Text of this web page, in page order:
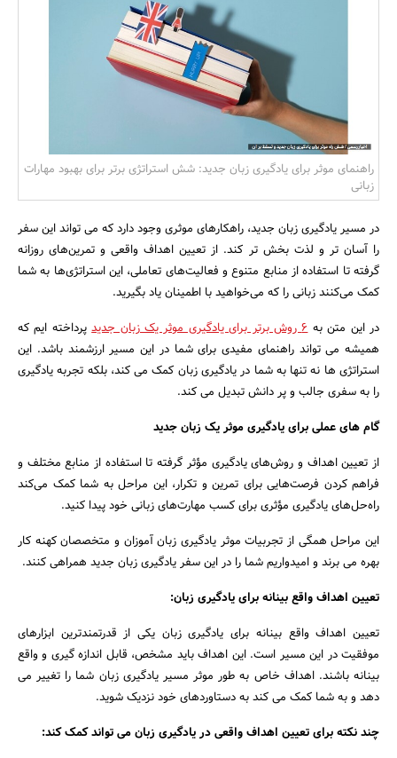
بانک، بیمه و سرمایه
مسکن و ساختمان
راهنمای موثر برای یادگیری زبان جدید: شش استراتژی برتر برای بهبود مهارات
زبانی
در مسیر یادگیری زبان جدید، راهکارهای موثری وجود دارد که می تواند این سفر
را آسان تر و لذت بخش تر کند. از تعیین اهداف واقعی و تمرین‌های روزانه
گرفته تا استفاده از منابع متنوع و فعالیت‌های تعاملی، این استراتژی‌ها به شما
کمک می‌کنند زبانی را که می‌خواهید با اطمینان یاد بگیرید.
در این متن به6 روش برتر برای یادگیری موثر یک زبان جدید
پرداخته ایم که
همیشه می تواند راهنمای مفیدی برای شما در این مسیر ارزشمند باشد. این
استراتژی ها نه تنها به شما در یادگیری زبان کمک می کند، بلکه تجربه یادگیری
را به سفری جالب و پر دانش تبدیل می کند.
گام های عملی برای یادگیری موثر یک زبان جدید
از تعیین اهداف و روش‌های یادگیری مؤثر گرفته تا استفاده از منابع مختلف و
فراهم کردن فرصت‌هایی برای تمرین و تکرار، این مراحل به شما کمک می‌کند
راه‌حل‌های یادگیری مؤثری برای کسب مهارت‌های زبانی خود پیدا کنید.
این مراحل همگی از تجربیات موثر یادگیری زبان آموزان و متخصصان کهنه کار
بهره می برند و امیدواریم شما را در این سفر یادگیری زبان جدید همراهی کنند.
تعیین اهداف واقع بینانه برای یادگیری زبان:
تعیین اهداف واقع بینانه برای یادگیری زبان یکی از قدرتمندترین ابزارهای
موفقیت در این مسیر است. این اهداف باید مشخص، قابل اندازه گیری و واقع
بینانه باشند. اهداف خاص به طور موثر مسیر یادگیری زبان شما را تغییر می
دهد و به شما کمک می کند به دستاوردهای خود نزدیک شوید.
چند نکته برای تعیین اهداف واقعی در یادگیری زبان می تواند کمک کند: